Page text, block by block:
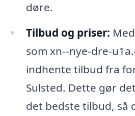
døre.
Tilbud og priser:
som xn--nye-dre-
indhente tilbud fra
Sulsted. Dette gør
det bedste tilbud, så